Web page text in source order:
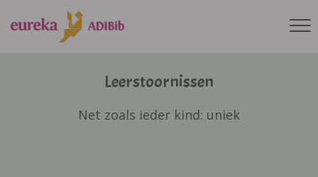
Leerstoornissen
Net zoals ieder kind: uniek